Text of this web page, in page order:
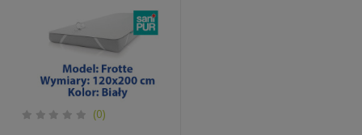
(0)